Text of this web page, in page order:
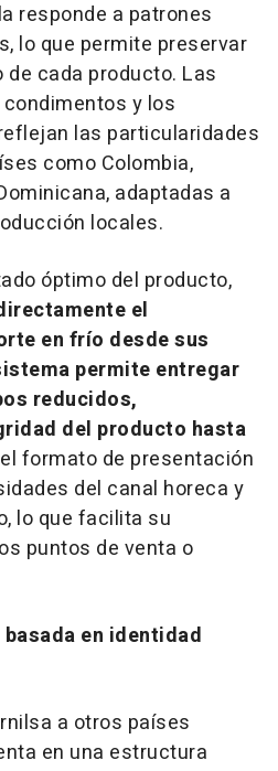
responde a patrones
lo que permite preservar
cada producto. Las
y los
las particularidades
como Colombia,
adaptadas a
locales.
óptimo del producto,
el
en frío desde sus
permite entregar
reducidos,
del producto hasta
formato de presentación
del canal horeca y
lo que facilita su
puntos de venta o
en identidad
a otros países
en una estructura